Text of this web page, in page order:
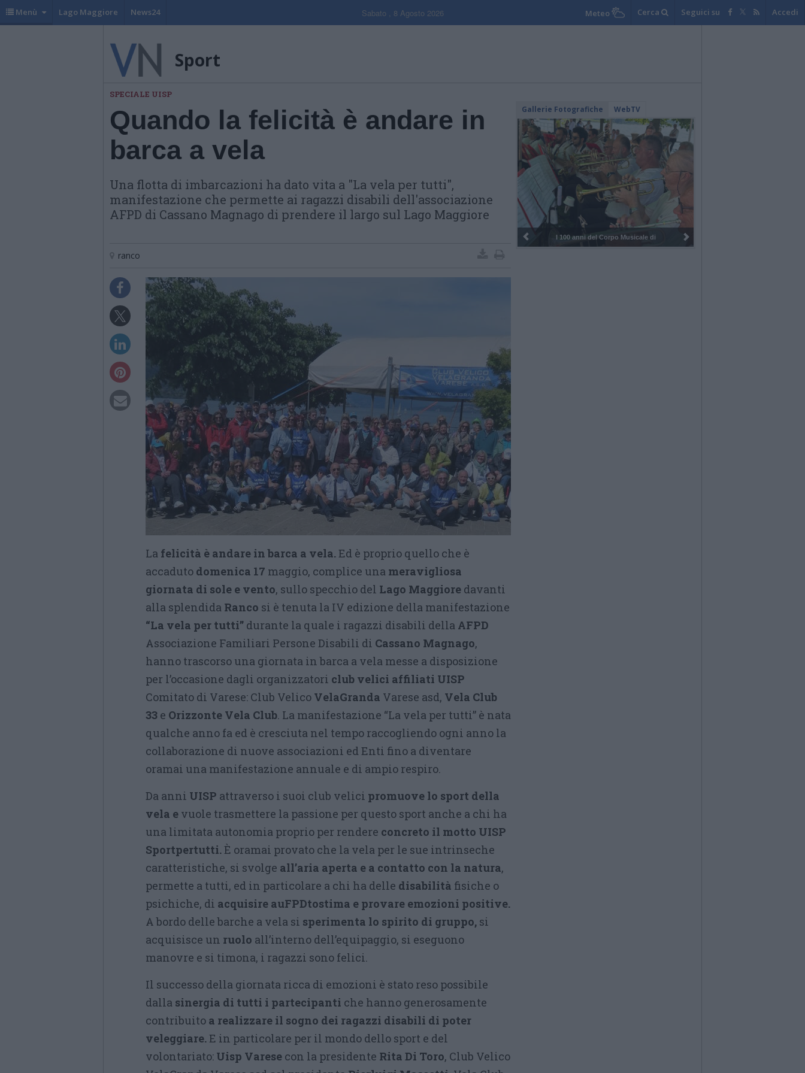
Menù Lago Maggiore News24 Sabato , 8 Agosto 2026 Meteo Cerca Seguici su Accedi
Sport
SPECIALE UISP
Quando la felicità è andare in
barca a vela
Una flotta di imbarcazioni ha dato vita a "La vela per tutti",
manifestazione che permette ai ragazzi disabili dell'associazione
AFPD di Cassano Magnago di prendere il largo sul Lago Maggiore
ranco
La felicità è andare in barca a vela. Ed è proprio quello che è
accaduto domenica 17 maggio, complice una meravigliosa
giornata di sole e vento, sullo specchio del Lago Maggiore davanti
alla splendida Ranco si è tenuta la IV edizione della manifestazione
“La vela per tutti” durante la quale i ragazzi disabili della AFPD
Associazione Familiari Persone Disabili di Cassano Magnago,
hanno trascorso una giornata in barca a vela messe a disposizione
per l’occasione dagli organizzatori club velici affiliati UISP
Comitato di Varese: Club Velico VelaGranda Varese asd, Vela Club
33 e Orizzonte Vela Club. La manifestazione “La vela per tutti” è nata
qualche anno fa ed è cresciuta nel tempo raccogliendo ogni anno la
collaborazione di nuove associazioni ed Enti fino a diventare
oramai una manifestazione annuale e di ampio respiro.
Da anni UISP attraverso i suoi club velici promuove lo sport della
vela e vuole trasmettere la passione per questo sport anche a chi ha
una limitata autonomia proprio per rendere concreto il motto UISP
Sportpertutti. È oramai provato che la vela per le sue intrinseche
caratteristiche, si svolge all’aria aperta e a contatto con la natura,
permette a tutti, ed in particolare a chi ha delle disabilità fisiche o
psichiche, di acquisire auFPDtostima e provare emozioni positive.
A bordo delle barche a vela si sperimenta lo spirito di gruppo, si
acquisisce un ruolo all’interno dell’equipaggio, si eseguono
manovre e si timona, i ragazzi sono felici.
Il successo della giornata ricca di emozioni è stato reso possibile
dalla sinergia di tutti i partecipanti che hanno generosamente
contribuito a realizzare il sogno dei ragazzi disabili di poter
veleggiare. E in particolare per il mondo dello sport e del
volontariato: Uisp Varese con la presidente Rita Di Toro, Club Velico
Gallerie Fotografiche WebTV
I 100 anni del Corpo Musicale di